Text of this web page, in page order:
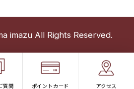
質問 ポイントカード アクセス
imazu All Rights Reserved.